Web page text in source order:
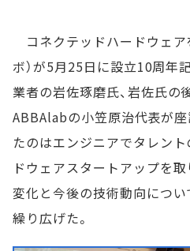
コネクテッドハードウェア
ボ）が5月25日に設立10周年
業者の岩佐琢磨氏、岩佐氏の
ABBAlabの小笠原治代表が
たのはエンジニアでタレン
ドウェアスタートアップを
変化と今後の技術動向につい
繰り広げた。